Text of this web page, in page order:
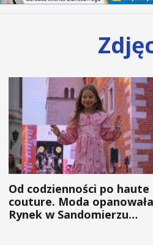
Od codzienności po haute
couture. Moda opanowała
Rynek w Sandomierzu